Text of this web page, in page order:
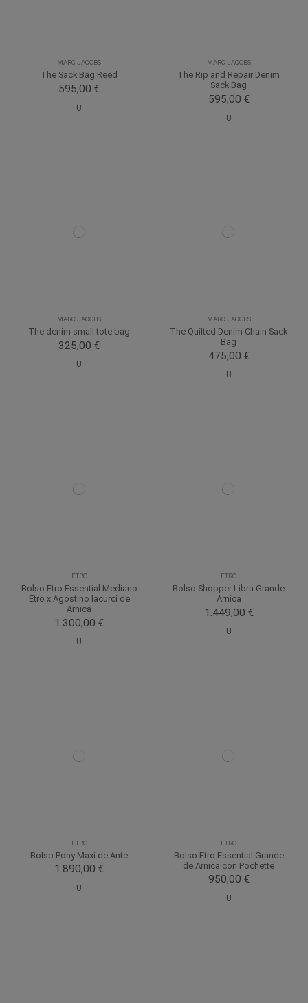
MARC JACOBS
The Sack Bag Reed
595,00 €
U
MARC JACOBS
The Rip and Repair Denim
Sack Bag
595,00 €
U
MARC JACOBS
The denim small tote bag
325,00 €
U
MARC JACOBS
The Quilted Denim Chain Sack
Bag
475,00 €
U
ETRO
Bolso Etro Essential Mediano
Etro x Agostino Iacurci de
Arnica
1.300,00 €
U
ETRO
Bolso Shopper Libra Grande
Arnica
1.449,00 €
U
ETRO
Bolso Pony Maxi de Ante
1.890,00 €
U
ETRO
Bolso Etro Essential Grande
de Arnica con Pochette
950,00 €
U